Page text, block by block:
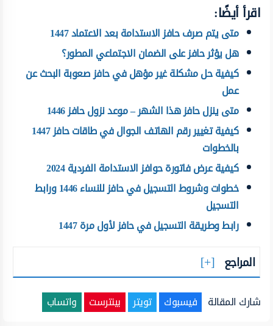
اقرأ أيضًا:
متى يتم صرف حافز الاستدامة بعد الاعتماد 1447
هل يؤثر حافز على الضمان الاجتماعي المطور؟
كيفية حل مشكلة غير مؤهل في حافز صعوبة البحث عن
عمل
متى ينزل حافز هذا الشهر – موعد نزول حافز 1446
كيفية تغيير رقم الهاتف الجوال في طاقات حافز 1447
بالخطوات
كيفية عرض فاتورة حوافز الاستدامة الفردية 2024
خطوات وشروط التسجيل في حافز للنساء 1446 ورابط
التسجيل
رابط وطريقة التسجيل في حافز لأول مرة 1447
المراجع
شارك المقالة فيسبوك تويتر بينترست واتساب